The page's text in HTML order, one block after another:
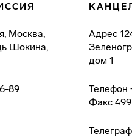
Москва,
Шокина,
89
Адрес
дом 1
Телефон
Факс
Телеграф